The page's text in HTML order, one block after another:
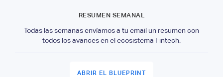
RESUMEN SEMANAL
Todas las semanas envíamos a tu email un resumen con
todos los avances en el ecosistema Fintech.
ABRIR EL BLUEPRINT